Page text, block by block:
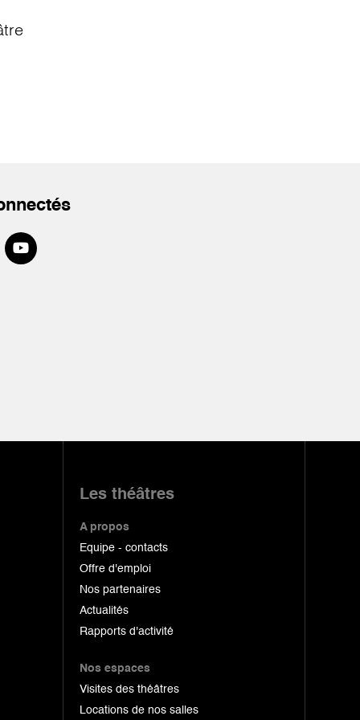
Les théâtres
A propos
Equipe - contacts
Offre d'emploi
Nos partenaires
Actualités
Rapports d'activité
Nos espaces
Visites des théâtres
Locations de nos salles